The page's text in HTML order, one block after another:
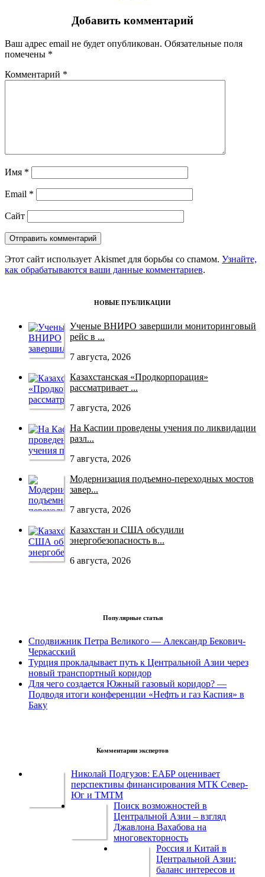
Добавить комментарий
Ваш адрес email не будет опубликован. Обязательные поля
помечены *
Комментарий *
Имя *
Email *
Сайт
Этот сайт использует Akismet для борьбы со спамом. Узнайте,
как обрабатываются ваши данные комментариев.
НОВЫЕ ПУБЛИКАЦИИ
Ученые ВНИРО завершили мониторинговый
рейс в ...
7 августа, 2026
Казахстанская «Продкорпорация»
рассматривает ...
7 августа, 2026
На Каспии проведены учения по ликвидации
разл...
7 августа, 2026
Модернизация подъемно-переходных мостов
завер...
7 августа, 2026
Казахстан и США обсудили
энергобезопасность в...
6 августа, 2026
Популярные статьи
Сподвижник Петра Великого — Александр Бекович-
Черкасский
Турция прокладывает путь к Центральной Азии через
новый транспортный коридор
Для чего создается Южный газовый коридор? —
Подводя итоги конференции «Нефть и газ Каспия» в
Баку
Комментарии экспертов
Николай Подгузов: ЕАБР оценивает
перспективы финансирования МТК Север-
Юг и ТМТМ
Поиск возможностей в
Центральной Азии – взгляд
Джавлона Вахабова на
многовекторность
Россия и Китай в
Центральной Азии:
баланс интересов и